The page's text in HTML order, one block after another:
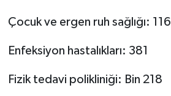
Çocuk ve ergen ruh sağlığı: 116
Enfeksiyon hastalıkları: 381
Fizik tedavi polikliniği: Bin 218